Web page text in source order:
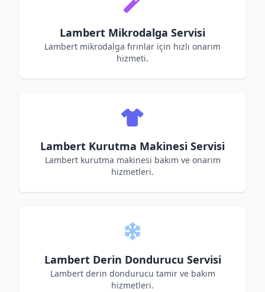
Lambert Mikrodalga Servisi
Lambert mikrodalga fırınlar için hızlı onarım
hizmeti.
Lambert Kurutma Makinesi Servisi
Lambert kurutma makinesi bakım ve onarım
hizmetleri.
Lambert Derin Dondurucu Servisi
Lambert derin dondurucu tamir ve bakım
hizmetleri.